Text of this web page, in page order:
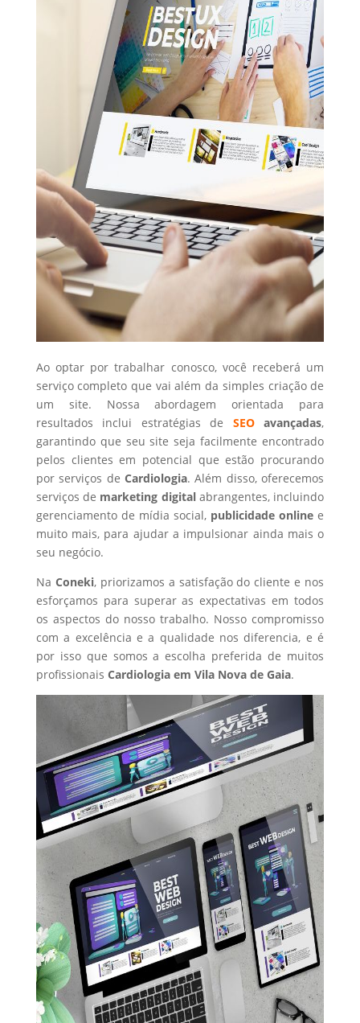
Ao optar por trabalhar conosco, você receberá um
serviço completo que vai além da simples criação de
um site. Nossa abordagem orientada para
resultados inclui estratégias de SEOavançadas,
garantindo que seu site seja facilmente encontrado
pelos clientes em potencial que estão procurando
por serviços de Cardiologia. Além disso, oferecemos
serviços de marketing digital abrangentes, incluindo
gerenciamento de mídia social, publicidade online e
muito mais, para ajudar a impulsionar ainda mais o
seu negócio.
Na Coneki, priorizamos a satisfação do cliente e nos
esforçamos para superar as expectativas em todos
os aspectos do nosso trabalho. Nosso compromisso
com a excelência e a qualidade nos diferencia, e é
por isso que somos a escolha preferida de muitos
profissionais Cardiologiaem Vila Nova de Gaia.